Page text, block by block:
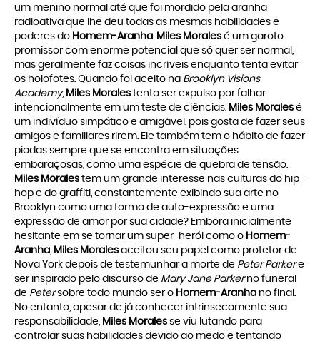
um menino normal até que foi mordido pela aranha
radioativa que lhe deu todas as mesmas habilidades e
poderes do Homem-Aranha. Miles Morales é um garoto
promissor com enorme potencial que só quer ser normal,
mas geralmente faz coisas incríveis enquanto tenta evitar
os holofotes. Quando foi aceito na Brooklyn Visions
Academy, Miles Morales tenta ser expulso por falhar
intencionalmente em um teste de ciências. Miles Morales é
um indivíduo simpático e amigável, pois gosta de fazer seus
amigos e familiares rirem. Ele também tem o hábito de fazer
piadas sempre que se encontra em situações
embaraçosas, como uma espécie de quebra de tensão.
Miles Morales tem um grande interesse nas culturas do hip-
hop e do graffiti, constantemente exibindo sua arte no
Brooklyn como uma forma de auto-expressão e uma
expressão de amor por sua cidade? Embora inicialmente
hesitante em se tornar um super-herói como o Homem-
Aranha, Miles Morales aceitou seu papel como protetor de
Nova York depois de testemunhar a morte de Peter Parkere
ser inspirado pelo discurso de Mary Jane Parkerno funeral
de Petersobre todo mundo ser o Homem-Aranha no final.
No entanto, apesar de já conhecer intrinsecamente sua
responsabilidade, Miles Morales se viu lutando para
controlar suas habilidades devido ao medo e tentando